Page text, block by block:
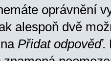
oprávnění
alespoň dvě
Přidat odpověď.